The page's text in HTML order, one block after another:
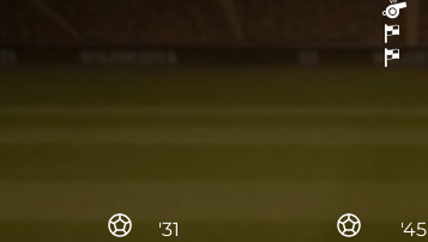
'31 '45